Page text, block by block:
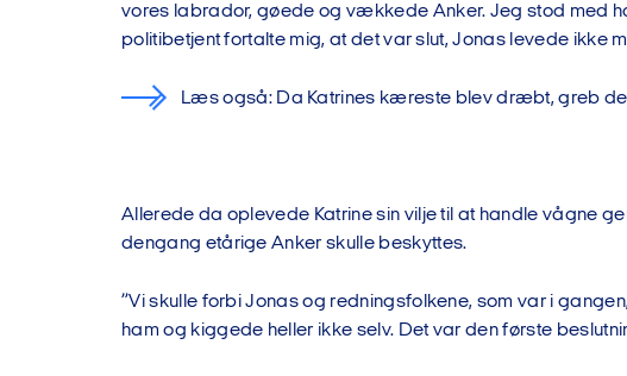
vores labrador, gøede og vækkede Anker. Jeg stod med
politibetjent fortalte mig, at det var slut, Jonas levede ikke
Læs også: Da Katrines kæreste blev dræbt, greb
Allerede da oplevede Katrine sin vilje til at handle vågne
dengang etårige Anker skulle beskyttes.
”Vi skulle forbi Jonas og redningsfolkene, som var i
ham og kiggede heller ikke selv. Det var den første